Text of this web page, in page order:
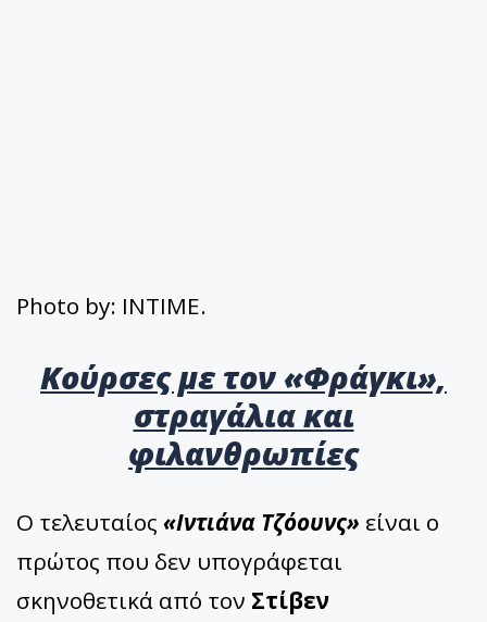
Photo by: INTIME.
Κούρσες με τον «Φράγκι»,
στραγάλια και
φιλανθρωπίες
Ο τελευταίος «Ιντιάνα Τζόουνς» είναι ο
πρώτος που δεν υπογράφεται
σκηνοθετικά από τον Στίβεν